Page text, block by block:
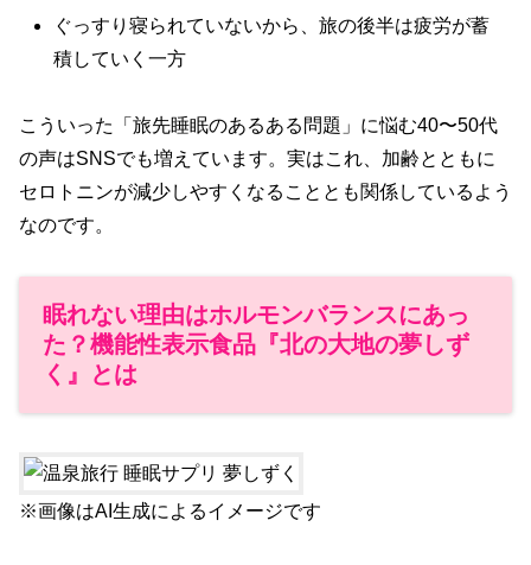
ぐっすり寝られていないから、旅の後半は疲労が蓄
積していく一方
こういった「旅先睡眠のあるある問題」に悩む40〜50代
の声はSNSでも増えています。実はこれ、加齢とともに
セロトニンが減少しやすくなることとも関係しているよう
なのです。
眠れない理由はホルモンバランスにあっ
た？機能性表示食品『北の大地の夢しず
く』とは
※画像はAI生成によるイメージです